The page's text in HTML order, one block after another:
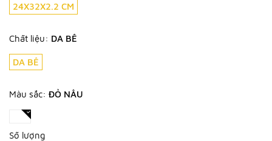
24X32X2.2 CM
Chất liệu: DA BÊ
DA BÊ
Màu sắc: ĐỎ NÂU
Số lượng